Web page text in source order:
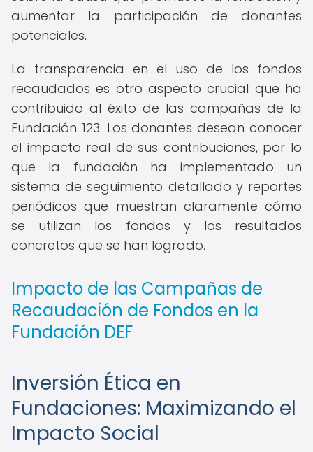
aumentar la participación de donantes
potenciales.
La transparencia en el uso de los fondos
recaudados es otro aspecto crucial que ha
contribuido al éxito de las campañas de la
Fundación 123. Los donantes desean conocer
el impacto real de sus contribuciones, por lo
que la fundación ha implementado un
sistema de seguimiento detallado y reportes
periódicos que muestran claramente cómo
se utilizan los fondos y los resultados
concretos que se han logrado.
Impacto de las Campañas de
Recaudación de Fondos en la
Fundación DEF
Inversión Ética en
Fundaciones: Maximizando el
Impacto Social